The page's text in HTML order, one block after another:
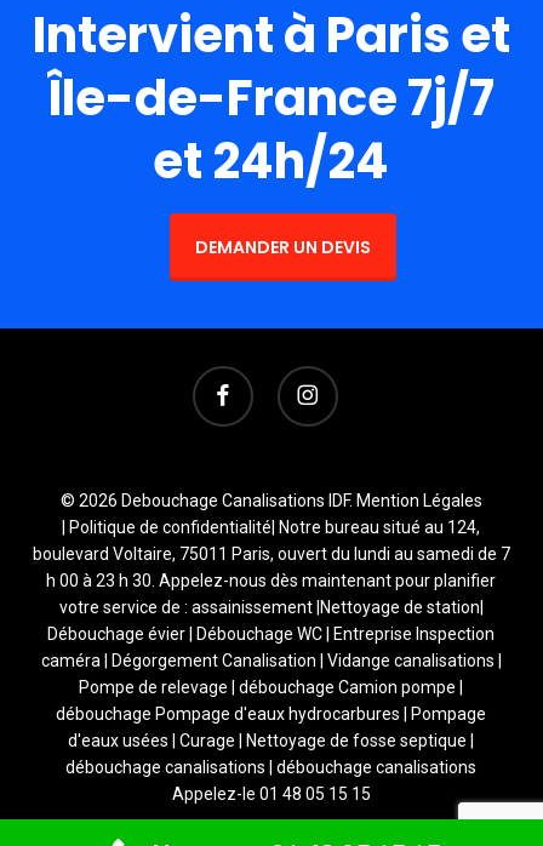
Intervient à Paris et
Île-de-France 7j/7
et 24h/24
DEMANDER UN DEVIS
facebook instagram
© 2026 Debouchage Canalisations IDF. Mention Légales
Politique de confidentialité | Notre bureau situé au 124,
boulevard Voltaire, 75011 Paris, ouvert du lundi au samedi de 7
h 00 à 23 h 30. Appelez-nous dès maintenant pour planifier
votre service de : assainissement |Nettoyage de station|
Débouchage évier | Débouchage WC | Entreprise Inspection
caméra | Dégorgement Canalisation | Vidange canalisations |
Pompe de relevage | débouchage Camion pompe |
débouchage Pompage d'eaux hydrocarbures | Pompage
d'eaux usées | Curage | Nettoyage de fosse septique |
débouchage canalisations | débouchage canalisations
Appelez-le 01 48 05 15 15